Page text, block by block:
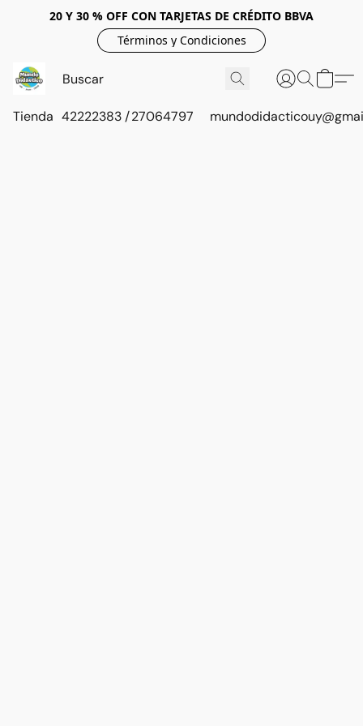
20 Y 30 % OFF CON TARJETAS DE CRÉDITO BBVA
Términos y Condiciones
Tienda 42222383 / 27064797